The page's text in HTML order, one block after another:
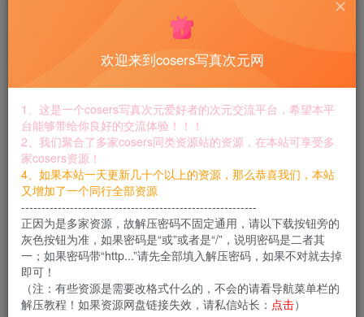
#东方project##我为首页添东方# ​​​
欢迎来到cosers写真次元网
1、这是一个cosers写真次元爱好者的次元交流平台，希望本平
台能够带给你良好的交流体验！！！
2、我们聚合了多家cosers同类资源站的资源，在本站可享受多
家cosers资源！
4、如果本站一天更新几十个以上的资源，那么恭喜我们，本站
又增加了一个同行全部资源
----------------------------------------------------------
正因为是多家资源，故解压密码不固定通用，请以下载按钮旁的
灰色按钮为准，如果密码是“或”或者是“/”，说明密码是二者其
一；如果密码带“http...”请先全部填入解压密码，如果不对就去掉
即可！
（注：有些资源是需要改格式什么的，不会的请看导航菜单栏的
解压教程！如果资源网盘链接失效，请私信站长： 点击）